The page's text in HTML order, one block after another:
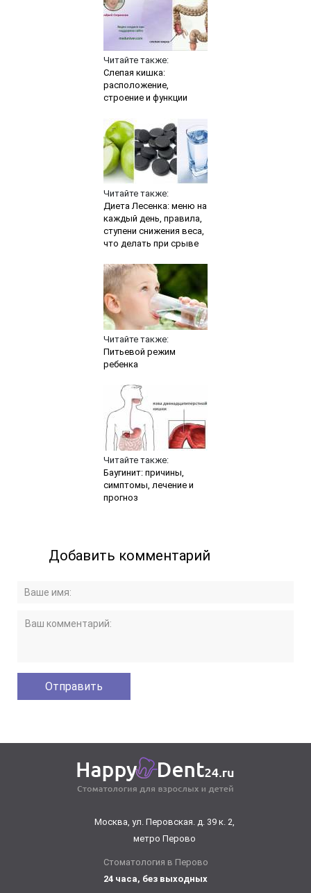
Читайте также:
Слепая кишка:
расположение,
строение и функции
Читайте также:
Диета Лесенка: меню на
каждый день, правила,
ступени снижения веса,
что делать при срыве
Читайте также:
Питьевой режим
ребенка
Читайте также:
Баугинит: причины,
симптомы, лечение и
прогноз
Добавить комментарий
Москва, ул. Перовская. д. 39 к. 2,
метро Перово
Стоматология в Перово
24 часа, без выходных